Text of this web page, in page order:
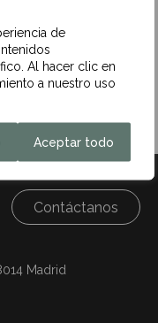
de
Al hacer clic en
a nuestro uso
Aceptar todo
talento,
al tiempo que se
Contáctanos
Madrid